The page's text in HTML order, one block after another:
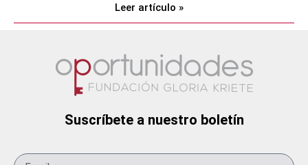
Leer artículo »
Suscríbete a nuestro boletín